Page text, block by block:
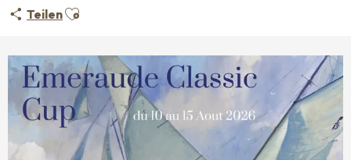
TeilenAjouter aux favoris